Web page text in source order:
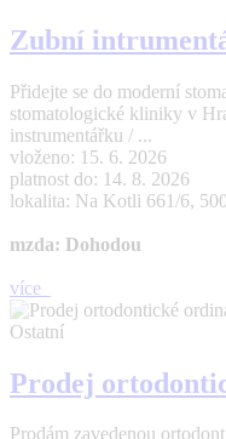
Zubní
Přidejte se do moderní
stomatologické kliniky v
instrumentářku / ...
vloženo: 15. 6. 2026
platnost do: 14. 8. 2026
lokalita: Na Kotli 661/6,
mzda: Dohodou
více
Ostatní
Prodej
Prodám zavedenou